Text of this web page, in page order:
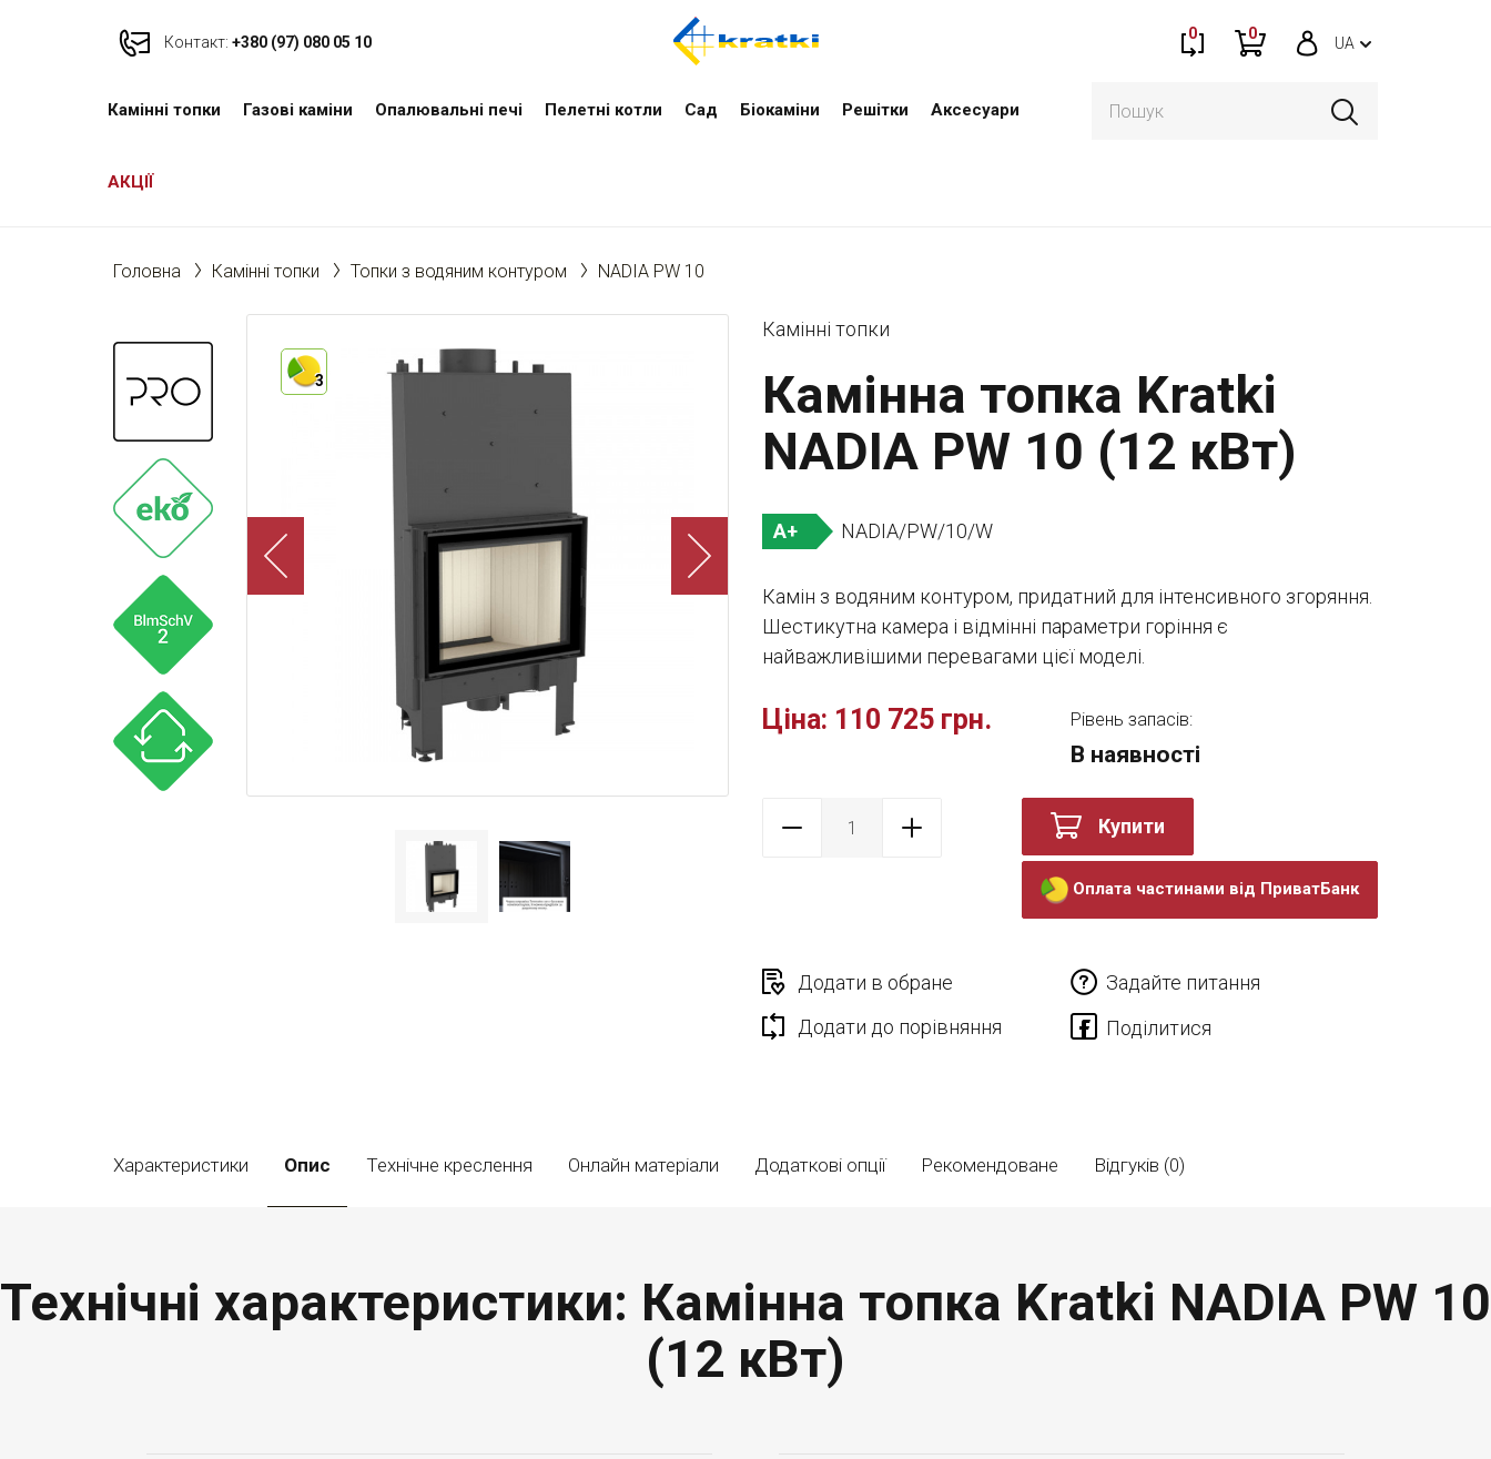
Контакт: +380 (97) 080 05 10 0 0
UA
Камінні топки Газові каміни Опалювальні печі Пелетні котли Cад Біокаміни Решітки Аксесуари
АКЦІЇ
Головна Камінні топки Топки з водяним контуром NADIA PW 10
3
Камінні топки
Камінна топка Kratki
NADIA PW 10 (12 кВт)
A+ NADIA/PW/10/W
Камін з водяним контуром, придатний для інтенсивного згоряння.
Шестикутна камера і відмінні параметри горіння є
найважливішими перевагами цієї моделі.
Ціна: 110 725 грн. Рівень запасів:
В наявності
Купити
Оплата частинами від ПриватБанк
Додати в обране
Задайте питання
Додати до порівняння
Характеристики Опис Технічне креслення Онлайн матеріали Додаткові опції Рекомендоване Відгуків (0)
Технічні характеристики: Камінна топка Kratki NADIA PW 10
(12 кВт)